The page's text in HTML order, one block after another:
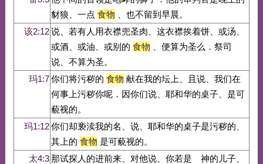
豺狼、一点 食物 、也不留到早晨。
该2:12说、若有人用衣襟兜圣肉、这衣襟挨着饼、或汤、
或酒、或油、或别的 食物 、便算为圣么．祭司
说、不算为圣。
玛1:7你们将污秽的 食物 献在我的坛上、且说、我们在
何事上污秽你呢．因你们说、耶和华的桌子、是可
藐视的。
玛1:12你们却亵渎我的名、说、耶和华的桌子是污秽的、
其上的 食物 是可藐视的。
太4:3那试探人的进前来、对他说、你若是 神的儿子、